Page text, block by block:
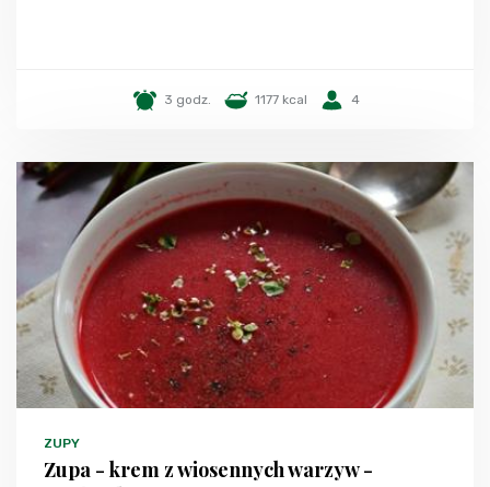
3 godz. 1177 kcal 4
ZUPY
Zupa - krem z wiosennych warzyw -